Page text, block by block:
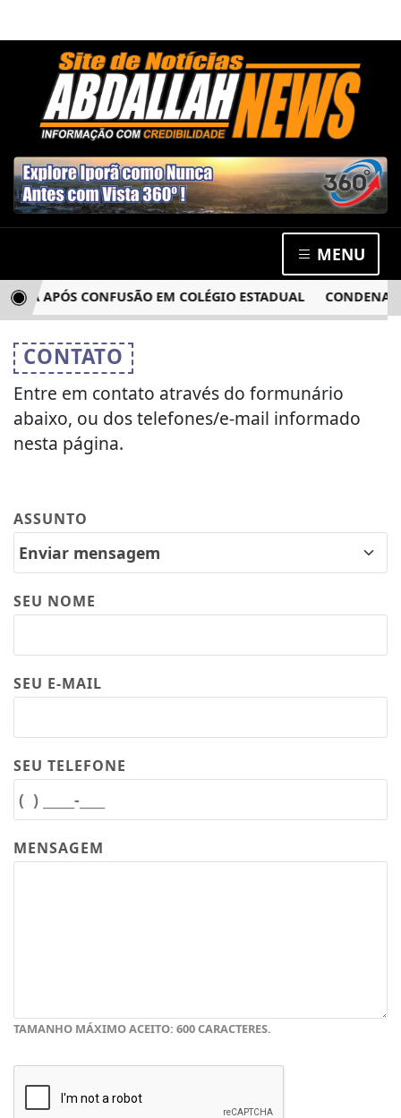
MENU
APÓS CONFUSÃO EM COLÉGIO ESTADUAL
CONTATO
Entre em contato através do formunário
abaixo, ou dos telefones/e-mail informado
nesta página.
ASSUNTO
SEU NOME
SEU E-MAIL
SEU TELEFONE
MENSAGEM
TAMANHO MÁXIMO ACEITO: 600 CARACTERES.